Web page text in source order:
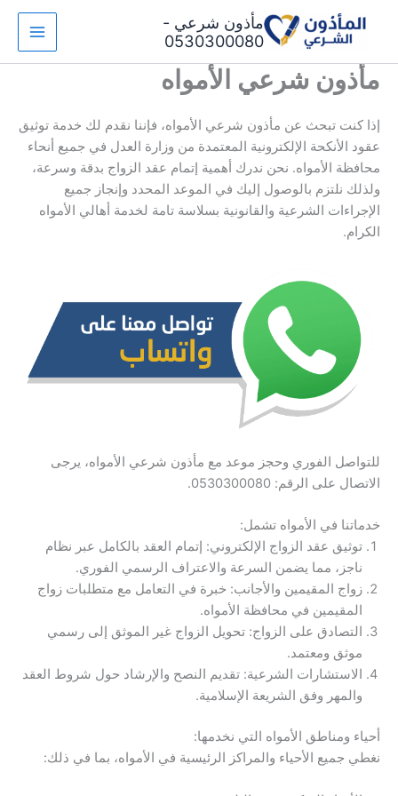
مأذون شرعي -
0530300080
مأذون شرعي الأمواه
إذا كنت تبحث عن مأذون شرعي الأمواه، فإننا نقدم لك خدمة توثيق
عقود الأنكحة الإلكترونية المعتمدة من وزارة العدل في جميع أنحاء
محافظة الأمواه. نحن ندرك أهمية إتمام عقد الزواج بدقة وسرعة،
ولذلك نلتزم بالوصول إليك في الموعد المحدد وإنجاز جميع
الإجراءات الشرعية والقانونية بسلاسة تامة لخدمة أهالي الأمواه
الكرام.
للتواصل الفوري وحجز موعد مع مأذون شرعي الأمواه، يرجى
الاتصال على الرقم: 0530300080.
خدماتنا في الأمواه تشمل:
توثيق عقد الزواج الإلكتروني: إتمام العقد بالكامل عبر نظام
ناجز، مما يضمن السرعة والاعتراف الرسمي الفوري.
زواج المقيمين والأجانب: خبرة في التعامل مع متطلبات زواج
المقيمين في محافظة الأمواه.
التصادق على الزواج: تحويل الزواج غير الموثق إلى رسمي
موثق ومعتمد.
الاستشارات الشرعية: تقديم النصح والإرشاد حول شروط العقد
والمهر وفق الشريعة الإسلامية.
أحياء ومناطق الأمواه التي نخدمها:
نغطي جميع الأحياء والمراكز الرئيسية في الأمواه، بما في ذلك: